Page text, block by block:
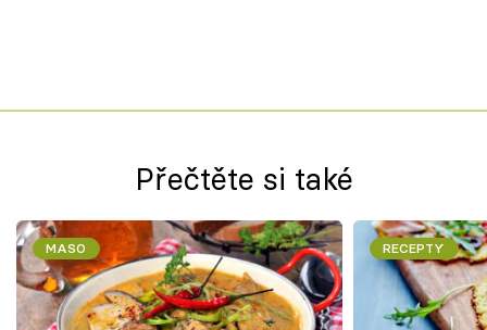
Přečtěte si také
MASO RECEPTY